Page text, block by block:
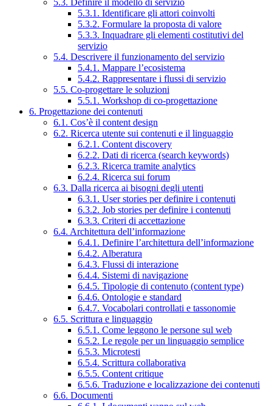
5.3. Definire il modello di servizio
5.3.1. Identificare gli attori coinvolti
5.3.2. Formulare la proposta di valore
5.3.3. Inquadrare gli elementi costitutivi del
servizio
5.4. Descrivere il funzionamento del servizio
5.4.1. Mappare l’ecosistema
5.4.2. Rappresentare i flussi di servizio
5.5. Co-progettare le soluzioni
5.5.1. Workshop di co-progettazione
6. Progettazione dei contenuti
6.1. Cos’è il content design
6.2. Ricerca utente sui contenuti e il linguaggio
6.2.1. Content discovery
6.2.2. Dati di ricerca (search keywords)
6.2.3. Ricerca tramite analytics
6.2.4. Ricerca sui forum
6.3. Dalla ricerca ai bisogni degli utenti
6.3.1. User stories per definire i contenuti
6.3.2. Job stories per definire i contenuti
6.3.3. Criteri di accettazione
6.4. Architettura dell’informazione
6.4.1. Definire l’architettura dell’informazione
6.4.2. Alberatura
6.4.3. Flussi di interazione
6.4.4. Sistemi di navigazione
6.4.5. Tipologie di contenuto (content type)
6.4.6. Ontologie e standard
6.4.7. Vocabolari controllati e tassonomie
6.5. Scrittura e linguaggio
6.5.1. Come leggono le persone sul web
6.5.2. Le regole per un linguaggio semplice
6.5.3. Microtesti
6.5.4. Scrittura collaborativa
6.5.5. Content critique
6.5.6. Traduzione e localizzazione dei contenuti
6.6. Documenti